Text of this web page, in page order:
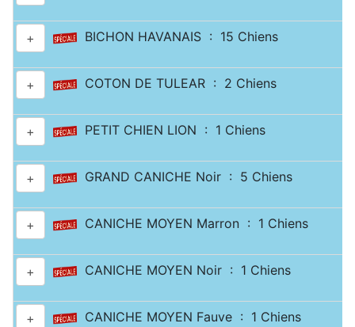
+ BICHON HAVANAIS : 15 Chiens
+ COTON DE TULEAR : 2 Chiens
+ PETIT CHIEN LION : 1 Chiens
+ GRAND CANICHE Noir : 5 Chiens
+ CANICHE MOYEN Marron : 1 Chiens
+ CANICHE MOYEN Noir : 1 Chiens
+ CANICHE MOYEN Fauve : 1 Chiens